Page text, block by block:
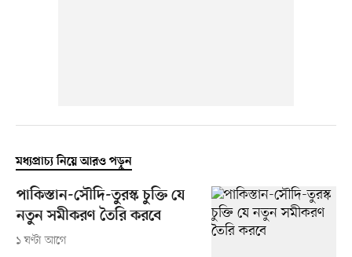
মধ্যপ্রাচ্য নিয়ে আরও পড়ুন
পাকিস্তান-সৌদি-তুরস্ক চুক্তি যে
নতুন সমীকরণ তৈরি করবে
১ ঘণ্টা আগে